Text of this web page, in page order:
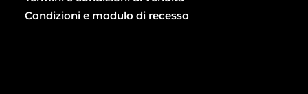
Condizioni e modulo di recesso